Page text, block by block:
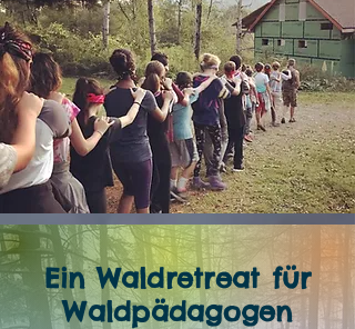
Ein Waldretreat für
Waldpädagogen